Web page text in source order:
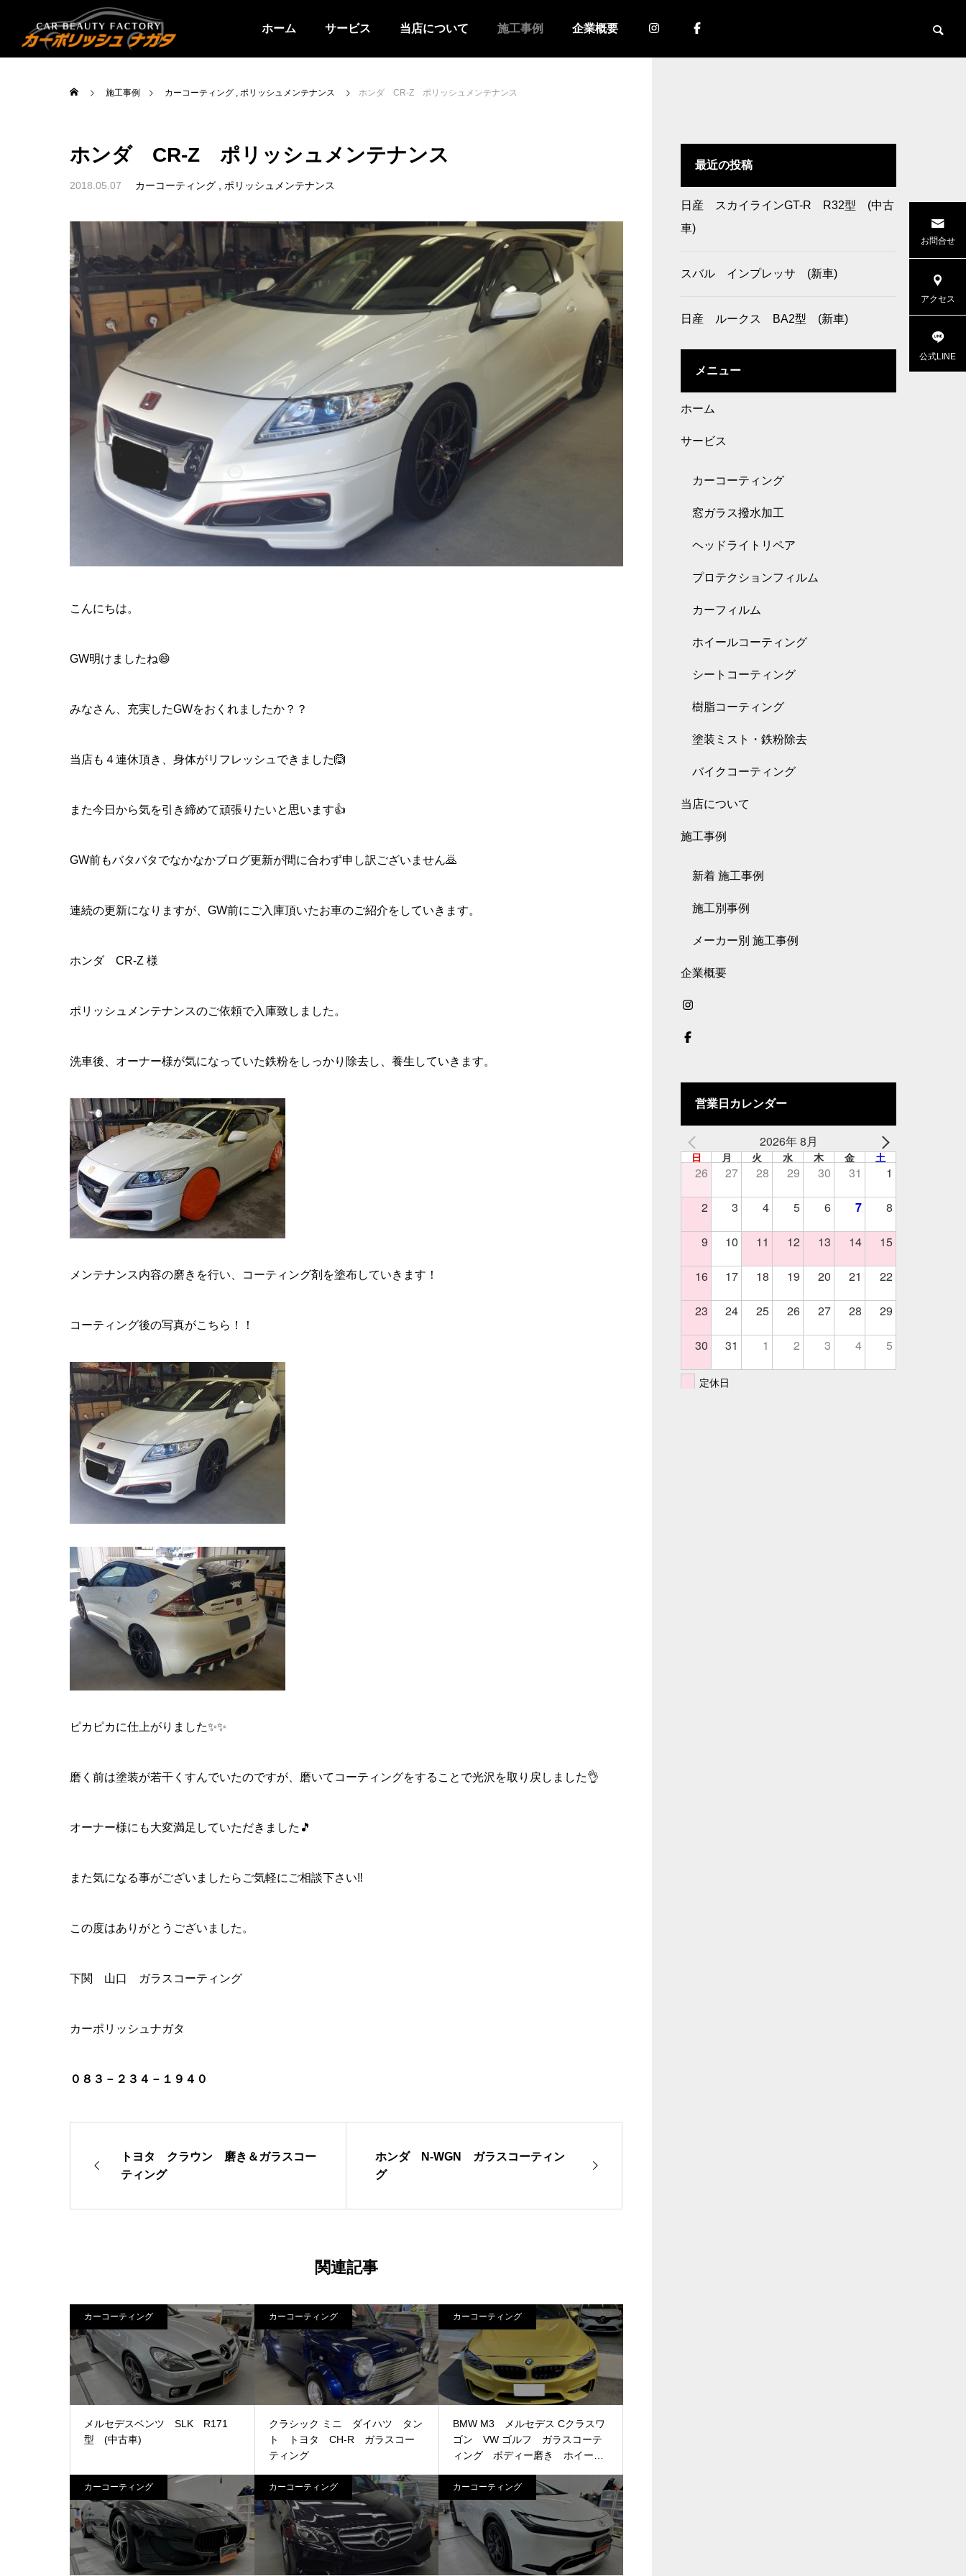
ホーム サービス 当店について 施工事例 企業概要
施工事例 カーコーティング ポリッシュメンテナンス ホンダ CR-Z ポリッシュメンテナンス
ホンダ CR-Z ポリッシュメンテナンス
2018.05.07 カーコーティング ポリッシュメンテナンス
こんにちは。
GW明けましたね😄
みなさん、充実したGWをおくれましたか？？
当店も４連休頂き、身体がリフレッシュできました🙆
また今日から気を引き締めて頑張りたいと思います👍
GW前もバタバタでなかなかブログ更新が間に合わず申し訳ございません🙇
連続の更新になりますが、GW前にご入庫頂いたお車のご紹介をしていきます。
ホンダ CR-Z 様
ポリッシュメンテナンスのご依頼で入庫致しました。
洗車後、オーナー様が気になっていた鉄粉をしっかり除去し、養生していきます。
メンテナンス内容の磨きを行い、コーティング剤を塗布していきます！
コーティング後の写真がこちら！！
ピカピカに仕上がりました✨✨
磨く前は塗装が若干くすんでいたのですが、磨いてコーティングをすることで光沢を取り戻しました👌
オーナー様にも大変満足していただきました🎵
また気になる事がございましたらご気軽にご相談下さい‼
この度はありがとうございました。
下関 山口 ガラスコーティング
カーポリッシュナガタ
０８３－２３４－１９４０
トヨタ クラウン 磨き＆ガラスコー
ティング
ホンダ N-WGN ガラスコーティン
グ
関連記事
カーコーティング
メルセデスベンツ SLK R171
型 (中古車)
カーコーティング
クラシック ミニ ダイハツ タン
ト トヨタ CH-R ガラスコー
ティング
カーコーティング
BMW M3 メルセデス Cクラスワ
ゴン VW ゴルフ ガラスコーテ
ィング ボディー磨き ホイール
ァイン プロテクションフィルム
カーコーティング カーコーティング カーコーティング
最近の投稿
日産 スカイラインGT-R R32型 (中古
車)
スバル インプレッサ (新車)
日産 ルークス BA2型 (新車)
メニュー
ホーム
サービス
カーコーティング
窓ガラス撥水加工
ヘッドライトリペア
プロテクションフィルム
カーフィルム
ホイールコーティング
シートコーティング
樹脂コーティング
塗装ミスト・鉄粉除去
バイクコーティング
当店について
施工事例
新着 施工事例
施工別事例
メーカー別 施工事例
企業概要
営業日カレンダー
2026年 8月
日 月 火 水 木 金 土
26 27 28 29 30 31 1
2 3 4 5 6 7 8
9 10 11 12 13 14 15
16 17 18 19 20 21 22
23 24 25 26 27 28 29
30 31 1 2 3 4 5
定休日
お問合せ
アクセス
公式LINE